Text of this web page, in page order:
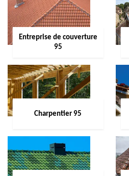
Entreprise de couverture
95
Charpentier 95